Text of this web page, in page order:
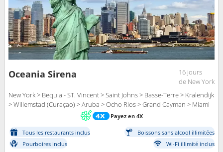
Oceania Sirena
16 jours
de New York
New York > Bequia - ST. Vincent > Saint Johns > Basse-Terre > Kralendijk
> Willemstad (Curaçao) > Aruba > Ocho Rios > Grand Cayman > Miami
Payez en 4X
Tous les restaurants inclus
Boissons sans alcool illimitées
Pourboires inclus
Wi-Fi illimité inclus